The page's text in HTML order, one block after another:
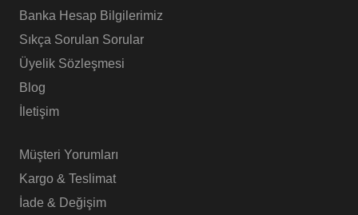
Banka Hesap Bilgilerimiz
Sıkça Sorulan Sorular
Üyelik Sözleşmesi
Blog
İletişim
Müşteri Yorumları
Kargo & Teslimat
İade & Değişim